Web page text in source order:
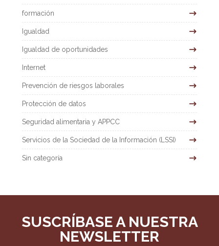
formación
Igualdad
Igualdad de oportunidades
Internet
Prevención de riesgos laborales
Protección de datos
Seguridad alimentaria y APPCC
Servicios de la Sociedad de la Información (LSSI)
Sin categoría
SUSCRÍBASE A NUESTRA
NEWSLETTER